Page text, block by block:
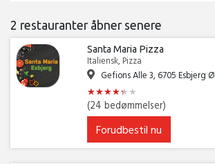
2 restauranter åbner senere
Santa Maria Pizza
Italiensk, Pizza
Gefions Alle 3, 6705 Esbjerg Ø
★★★★★★
★★★★★★
(24 bedømmelser)
Forudbestil nu